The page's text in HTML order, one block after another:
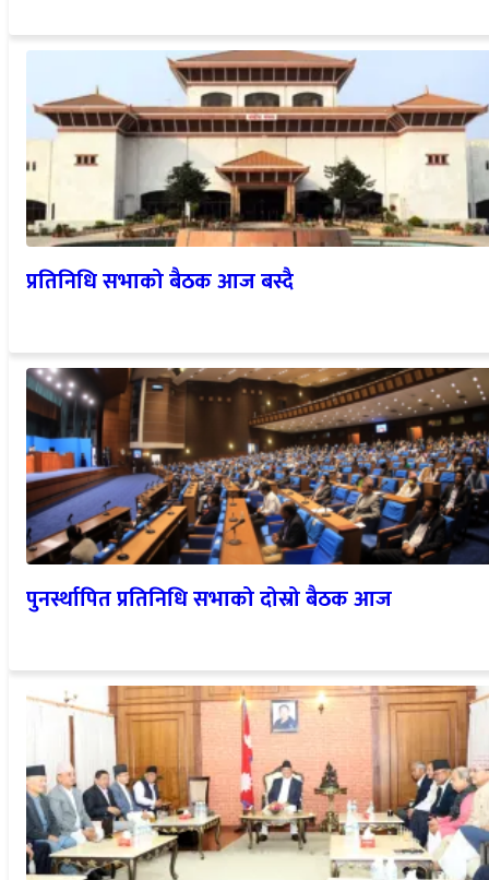
प्रतिनिधि सभाको बैठक आज बस्दै
पुनर्स्थापित प्रतिनिधि सभाको दोस्रो बैठक आज